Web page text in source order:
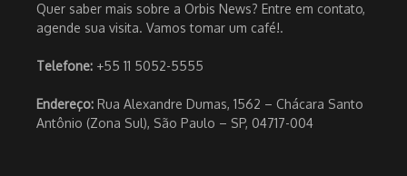
Quer saber mais sobre a Orbis News? Entre em contato,
agende sua visita. Vamos tomar um café!.
Telefone: +55 11 5052-5555
Endereço: Rua Alexandre Dumas, 1562 – Chácara Santo
Antônio (Zona Sul), São Paulo – SP, 04717-004